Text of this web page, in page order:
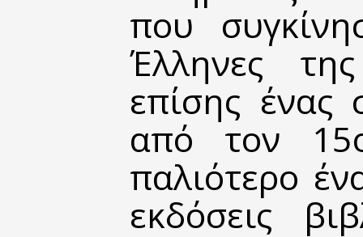
που
Έλληνες
επίσης ένας
από τον
παλιότερο
εκδόσεις